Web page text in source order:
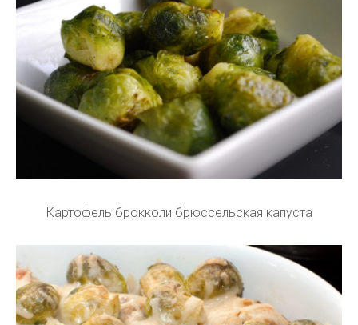
Картофель брокколи брюссельская капуста